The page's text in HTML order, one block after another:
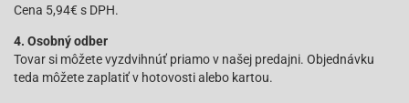
Cena 5,94€ s DPH.
4. Osobný odber
Tovar si môžete vyzdvihnúť priamo v našej predajni. Objednávku
teda môžete zaplatiť v hotovosti alebo kartou.